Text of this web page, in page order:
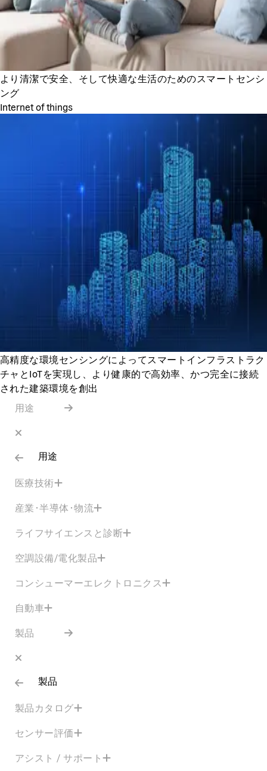
より清潔で安全、そして快適な生活のためのスマートセンシ
ング
Internet of things
高精度な環境センシングによってスマートインフラストラク
チャとIoTを実現し、より健康的で高効率、かつ完全に接続
された建築環境を創出
用途
用途
医療技術
産業･半導体･物流
ライフサイエンスと診断
空調設備/電化製品
コンシューマーエレクトロニクス
自動車
製品
製品
製品カタログ
センサー評価
アシスト / サポート